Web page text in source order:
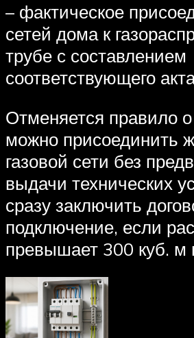
– фактическое
сетей дома к
трубе с составлением
соответствующего
Отменяется правило
можно присоединить
газовой сети без
выдачи технических
сразу заключить
подключение, если
превышает 300 куб. м